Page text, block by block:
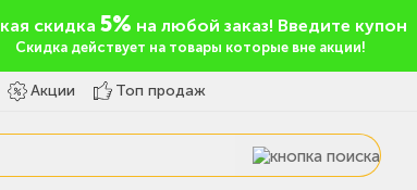
скидка 5% на любой заказ! Введите купон
Скидка действует на товары которые вне акции!
Акции Топ продаж